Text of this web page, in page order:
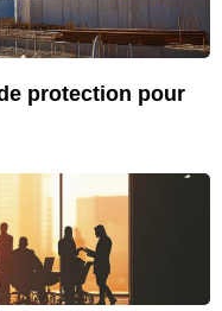
protection pour